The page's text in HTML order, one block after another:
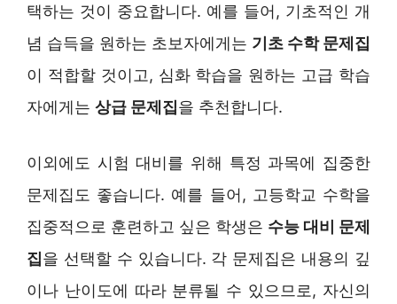
택하는 것이 중요합니다. 예를 들어, 기초적인 개
념 습득을 원하는 초보자에게는 기초 수학 문제집
이 적합할 것이고, 심화 학습을 원하는 고급 학습
자에게는 상급 문제집을 추천합니다.
이외에도 시험 대비를 위해 특정 과목에 집중한
문제집도 좋습니다. 예를 들어, 고등학교 수학을
집중적으로 훈련하고 싶은 학생은 수능 대비 문제
집을 선택할 수 있습니다. 각 문제집은 내용의 깊
이나 난이도에 따라 분류될 수 있으므로, 자신의